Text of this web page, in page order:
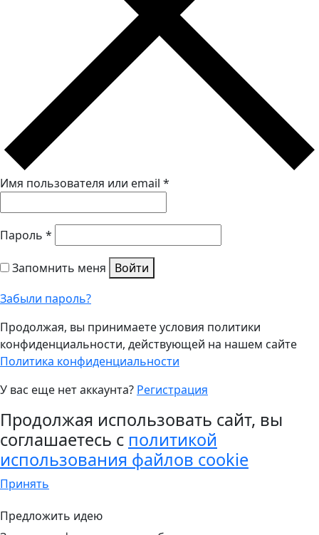
Имя пользователя или email *
Пароль *
Запомнить меня
Войти
Забыли пароль?
Продолжая, вы принимаете условия политики
конфиденциальности, действующей на нашем сайте
Политика конфиденциальности
У вас еще нет аккаунта? Регистрация
Продолжая использовать сайт, вы
соглашаетесь с политикой
использования файлов cookie
Принять
Предложить идею